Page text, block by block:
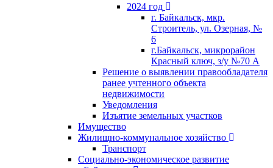
2024 год
г. Байкальск, мкр.
Строитель, ул. Озерная, №
6
г.Байкальск, микрорайон
Красный ключ, з/у №70 А
Решение о выявлении правообладателя
ранее учтенного объекта
недвижимости
Уведомления
Изъятие земельных участков
Имущество
Жилищно-коммунальное хозяйство
Транспорт
Социально-экономическое развитие